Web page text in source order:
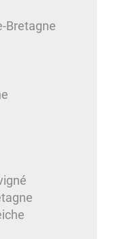
Bretagne